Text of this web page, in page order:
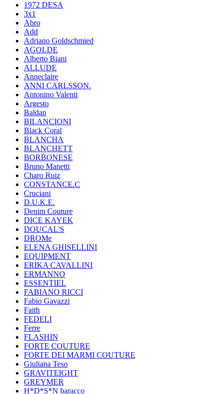
1972 DESA
3x1
Abro
Add
Adriano Goldschmied
AGOLDE
Alberto Biani
ALLUDE
Anneclaire
ANNI CARLSSON.
Antonino Valenti
Argesto
Baldan
BILANCIONI
Black Coral
BLANCHA
BLANCHETT
BORBONESE
Bruno Manetti
Charo Ruiz
CONSTANCE.C
Cruciani
D.U.K.E.
Denim Couture
DICE KAYEK
DOUCAL'S
DROMe
ELENA GHISELLINI
EQUIPMENT
ERIKA CAVALLINI
ERMANNO
ESSENTIEL
FABIANO RICCI
Fabio Gavazzi
Faith
FEDELI
Ferre
FLASHIN
FORTE COUTURE
FORTE DEI MARMI COUTURE
Giuliana Teso
GRAVITEIGHT
GREYMER
H*D*S*N baracco